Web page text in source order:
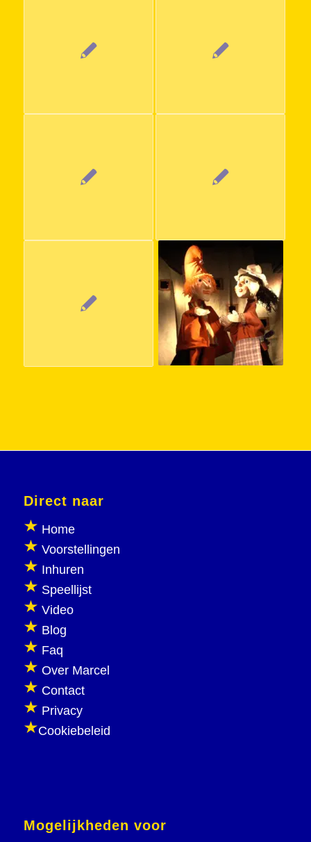
Direct naar
Home
Voorstellingen
Inhuren
Speellijst
Video
Blog
Faq
Over Marcel
Contact
Privacy
Cookiebeleid
Mogelijkheden voor